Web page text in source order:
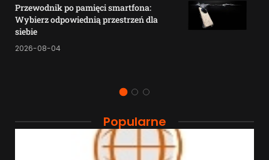
Przewodnik po pamięci smartfona:
Wybierz odpowiednią przestrzeń dla
siebie
2026-08-04
Popularne